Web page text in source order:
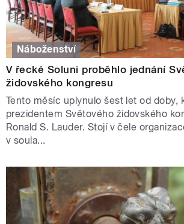
Náboženství
V řecké Soluni proběhlo jednání
židovského kongresu
Tento měsíc uplynulo šest let od doby,
prezidentem Světového židovského
Ronald S. Lauder. Stojí v čele
v soula...